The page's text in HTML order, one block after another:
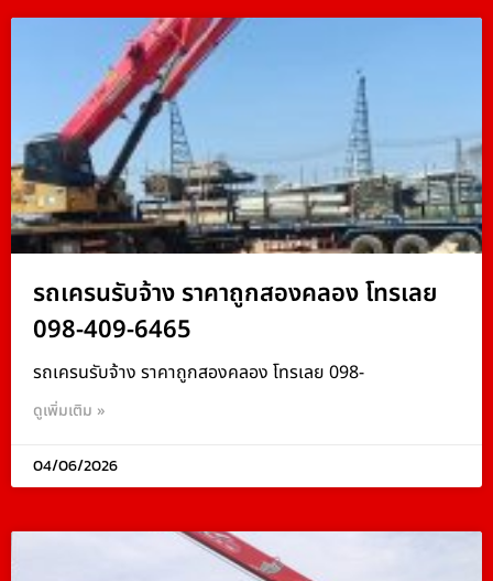
รถเครนรับจ้าง ราคาถูกสองคลอง โทรเลย
098-409-6465
รถเครนรับจ้าง ราคาถูกสองคลอง โทรเลย 098-
ดูเพิ่มเติม »
04/06/2026